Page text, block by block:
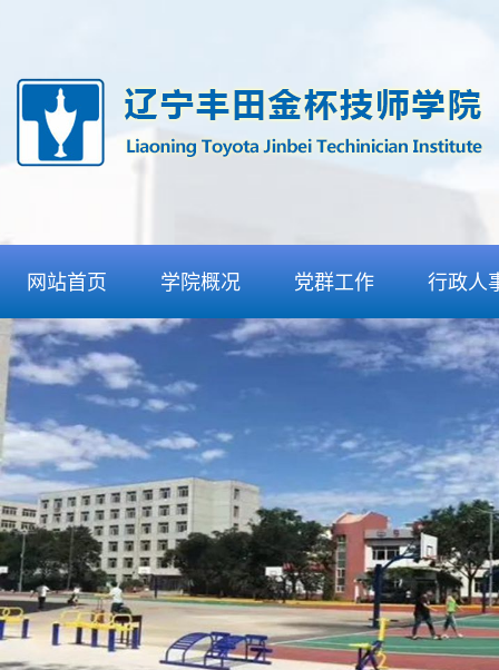
网站首页 学院概况
学院介绍
组织机构
特色优势
师资力量
学院荣誉
魅力校园
新闻中心
党群工作
党委工作
工会工作
行政人
人事招
信息发
检查通